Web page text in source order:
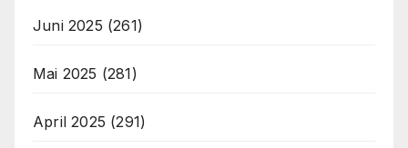
Juni 2025 (261)
Mai 2025 (281)
April 2025 (291)